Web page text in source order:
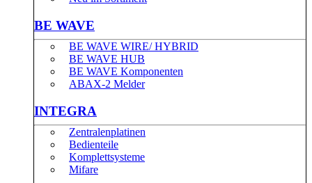
BE WAVE
BE WAVE WIRE/ HYBRID
BE WAVE HUB
BE WAVE Komponenten
ABAX-2 Melder
INTEGRA
Zentralenplatinen
Bedienteile
Komplettsysteme
Mifare